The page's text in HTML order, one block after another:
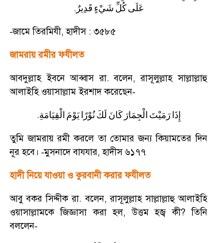
عَلَى كُلِّ شَيْءٍ قَدِيرٌ .
-জামে তিরমিযী,হাদীস : ৩৫৮৫
জামরায় রমীর ফযীলত
আবদুল্লাহ ইবনে আব্বাস রা. বলেন,রাসূলুল্লাহ সাল্লাল্লাহু
আলাইহি ওয়াসাল্লাম ইরশাদ করেছেন-
إِذَا رَمَيْتَ الْجِمَارَ كَانَ لَكَ نُوْرًا يَوْمَ الْقِيَامَةِ.
তুমি জামরায় রমী করলে তা তোমার জন্য কিয়ামতের দিন
নূর হবে। -মুসনাদে বাযযার,হাদীস ৬১৭৭
হাদী নিয়ে যাওয়া ও কুরবানী করার ফযীলত
আবু বকর সিদ্দীক রা. বলেন,রাসূলুল্লাহ সাল্লাল্লাহু আলাইহি
ওয়াসাল্লামকে জিজ্ঞাসা করা হল,উত্তম হজ্ব কী?তিনি
বললেন-